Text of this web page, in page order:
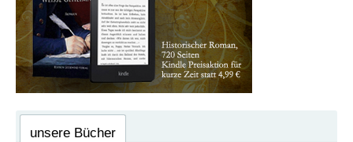
unsere Bücher